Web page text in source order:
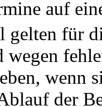
auf
gelten für
wegen
wenn
der